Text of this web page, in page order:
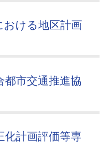
おける地区計画
都市交通推進協
化計画評価等専